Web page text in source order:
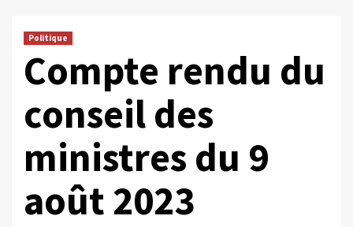
Politique
Compte rendu du
conseil des
ministres du 9
août 2023